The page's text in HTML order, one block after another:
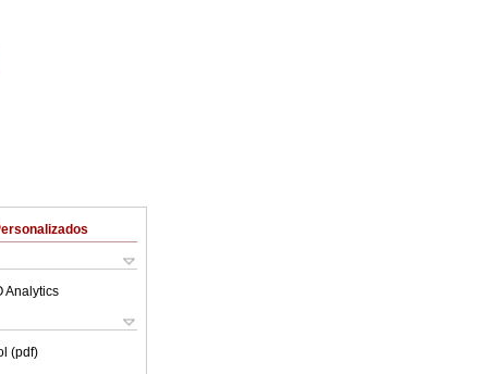
Analytics
(pdf)